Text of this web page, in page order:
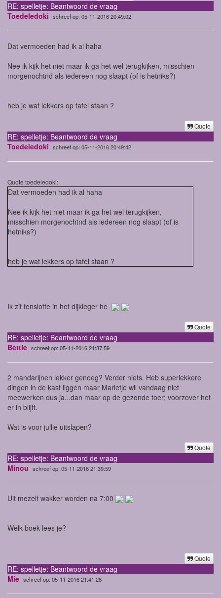
RE: spelletje: Beantwoord de vraag
Toedeledoki schreef op: 05-11-2016 20:49:02
Dat vermoeden had ik al haha
Nee ik kijk het niet maar ik ga het wel terugkijken, misschien
morgenochtnd als iedereen nog slaapt (of is hetniks?)
heb je wat lekkers op tafel staan ?
Quote
RE: spelletje: Beantwoord de vraag
Toedeledoki schreef op: 05-11-2016 20:49:42
Quote toedeledoki:
Dat vermoeden had ik al haha
Nee ik kijk het niet maar ik ga het wel terugkijken,
misschien morgenochtnd als iedereen nog slaapt (of is
hetniks?)
heb je wat lekkers op tafel staan ?
Ik zit tenslotte in het dijkleger he
Quote
RE: spelletje: Beantwoord de vraag
Bettie schreef op: 05-11-2016 21:37:59
2 mandarijnen lekker genoeg? Verder niets. Heb superlekkere
dingen in de kast liggen maar Marietje wil vandaag niet
meewerken dus ja...dan maar op de gezonde toer; voorzover het
er in blijft.
Wat is voor jullie uitslapen?
Quote
RE: spelletje: Beantwoord de vraag
Minou schreef op: 05-11-2016 21:39:59
Uit mezelf wakker worden na 7:00
Welk boek lees je?
Quote
RE: spelletje: Beantwoord de vraag
Mie schreef op: 05-11-2016 21:41:28